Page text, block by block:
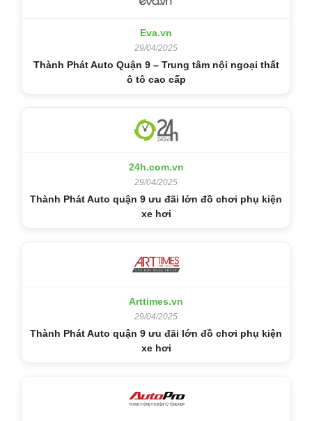
Eva.vn
29/04/2025
Thành Phát Auto Quận 9 – Trung tâm nội ngoại thất
ô tô cao cấp
24h.com.vn
29/04/2025
Thành Phát Auto quận 9 ưu đãi lớn đồ chơi phụ kiện
xe hơi
Arttimes.vn
29/04/2025
Thành Phát Auto quận 9 ưu đãi lớn đồ chơi phụ kiện
xe hơi